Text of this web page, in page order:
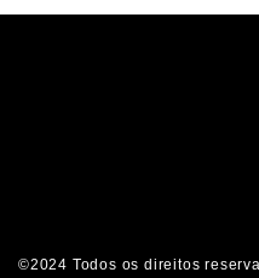
©2024 Todos os direitos